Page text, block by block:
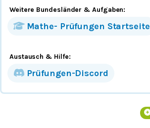
Weitere Bundesländer & Aufgaben:
Mathe- Prüfungen Startseite
Austausch & Hilfe:
Prüfungen-Discord